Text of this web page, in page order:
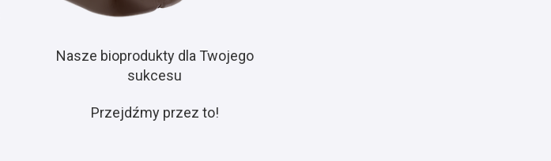
Nasze bioprodukty dla Twojego
sukcesu
Przejdźmy przez to!